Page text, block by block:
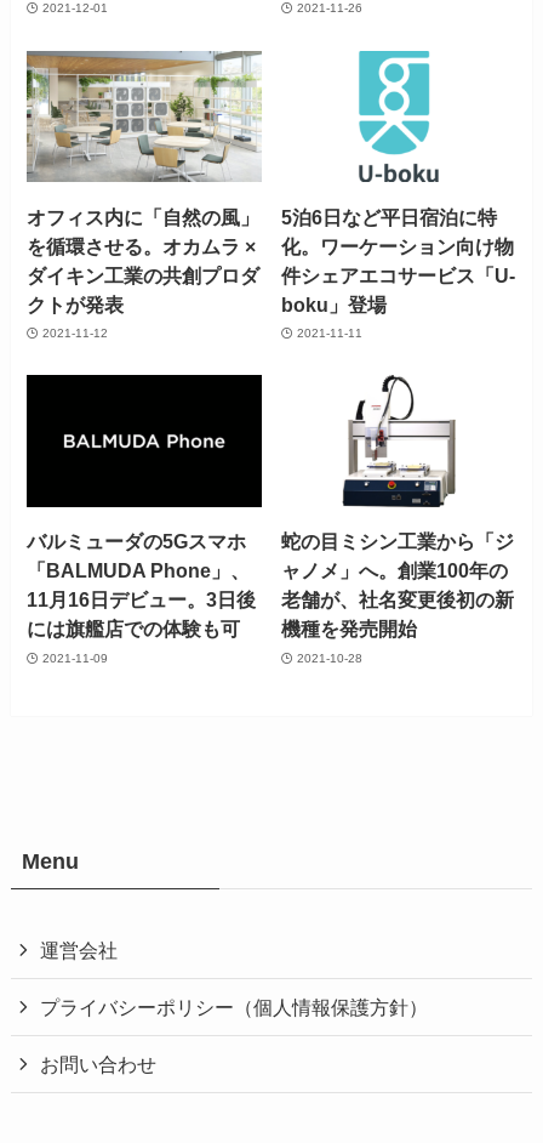
2021-12-01 2021-11-26
オフィス内に「自然の風」
を循環させる。オカムラ ×
ダイキン工業の共創プロダ
クトが発表
2021-11-12
5泊6日など平日宿泊に特
化。ワーケーション向け物
件シェアエコサービス「U-
boku」登場
2021-11-11
バルミューダの5Gスマホ
「BALMUDA Phone」、
11月16日デビュー。3日後
には旗艦店での体験も可
2021-11-09
蛇の目ミシン工業から「ジ
ャノメ」へ。創業100年の
老舗が、社名変更後初の新
機種を発売開始
2021-10-28
Menu
運営会社
プライバシーポリシー（個人情報保護方針）
お問い合わせ